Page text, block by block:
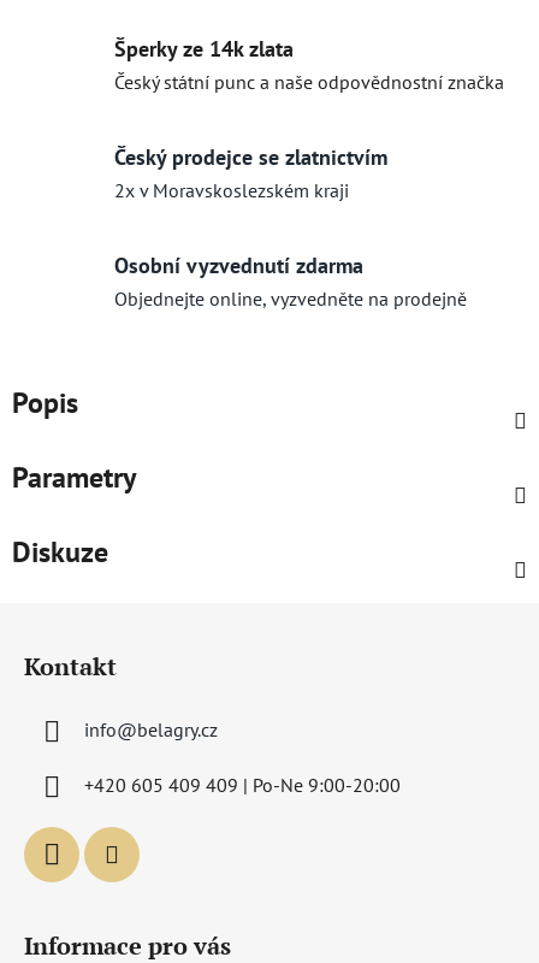
Šperky ze 14k zlata
Český státní punc a naše odpovědnostní značka
Český prodejce se zlatnictvím
2x v Moravskoslezském kraji
Osobní vyzvednutí zdarma
Objednejte online, vyzvedněte na prodejně
Popis
Parametry
Diskuze
Kontakt
info@belagry.cz
+420 605 409 409 | Po-Ne 9:00-20:00
Informace pro vás